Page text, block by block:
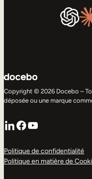
Copyright © 2026 Docebo –
déposée ou une marque
LinkedIn
Facebook
YouTube
Politique de confidentialité
Politique en matière de